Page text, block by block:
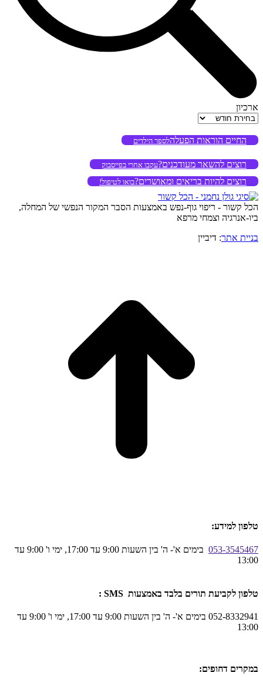
ארכיון
ארכיון
החיים הוראות הפעלהלספר הילדים
רוצים להשאר מעודכנים?עקבו אחרי בפייסבוק
רוצים להיות בריאים ומאושרים?בואו לטיפול!
הכל קשור - ריפוי גוף-נפש באמצעות הסבר המקור הנפשי של המחלה,
ביו-אנרגיה וצמחי מרפא
בניית אתר: דיביין
טלפון למידע:
053-3545467
בימים א'- ה' בין השעות 9:00 עד 17:00, ימי ו' 9:00 עד
13:00
טלפון לקביעת תורים בלבד באמצעות SMS :
052-8332941 בימים א'- ה' בין השעות 9:00 עד 17:00, ימי ו' 9:00 עד
13:00
במקרים דחופים: